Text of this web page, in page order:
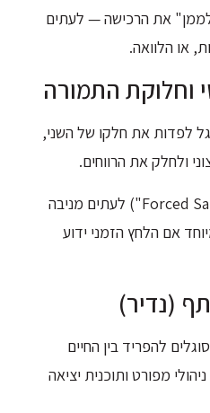
את הרכישה — לעתים
או הלוואה.
לפדות את חלקו של השני,
ולחלק את הרווחים.
מכירה מאולצת ("Forced Sale") לעתים מניבה
אם הלחץ הזמני ידוע
להפריד בין החיים
מפורט ותוכנית יציאה